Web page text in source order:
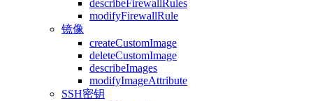
describeFirewallRules
modifyFirewallRule
镜像
createCustomImage
deleteCustomImage
describeImages
modifyImageAttribute
SSH密钥